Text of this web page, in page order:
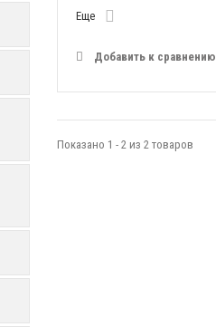
Еще
Добавить к сравнению
Показано 1 - 2 из 2 товаров